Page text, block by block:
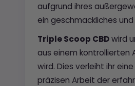
aufgrund ihres
ein geschmackliches
Triple Scoop CBDwird
aus einem kontrollierten
wird. Dies verleiht ihr
präzisen Arbeit der